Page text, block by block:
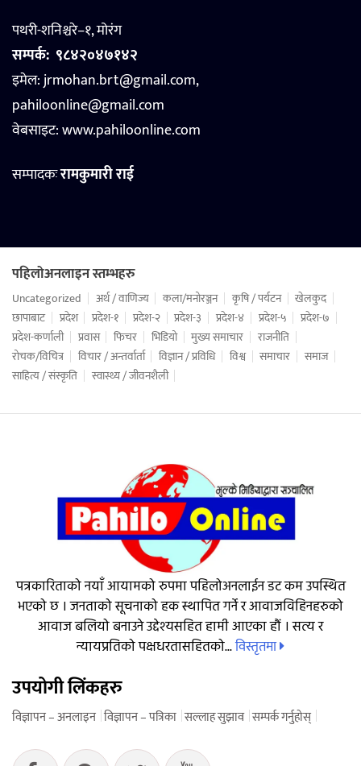
पथरी-शनिश्चरे–१, मोरंग
सम्पर्क: ९८४२०४७१४२
इमेल: jrmohan.brt@gmail.com,
pahiloonline@gmail.com
वेबसाइट:www.pahiloonline.com
सम्पादकःरामकुमारी राई
पहिलोअनलाइन स्तम्भहरु
Uncategorized अर्थ / वाणिज्य कला/मनोरञ्जन कृषि / पर्यटन
खेलकुद
छापाबाट
प्रदेश प्रदेश-१ प्रदेश-२ प्रदेश-३ प्रदेश-४ प्रदेश-५
प्रदेश-७
प्रदेश-कर्णाली
प्रवास फिचर भिडियो मुख्य समाचार
राजनीति
रोचक/विचित्र
विचार / अन्तर्वार्ता विज्ञान / प्रविधि विश्व समाचार
समाज
साहित्य / संस्कृति
स्वास्थ्य / जीवनशैली
पत्रकारिताको नयाँ आयामको रुपमा पहिलोअनलाईन डट कम उपस्थित
भएको छ । जनताको सूचनाको हक स्थापित गर्ने र आवाजविहिनहरुको
आवाज बलियो बनाउने उद्देश्यसहित हामी आएका हौं । सत्य र
न्यायप्रतिको पक्षधरतासहितको...विस्तृतमा
उपयोगी लिंकहरु
विज्ञापन – अनलाइन विज्ञापन – पत्रिका सल्लाह सुझाव सम्पर्क गर्नुहोस्